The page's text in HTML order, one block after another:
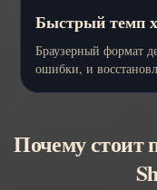
Быстрый темп
Браузерный формат
ошибки, и
Почему стоит